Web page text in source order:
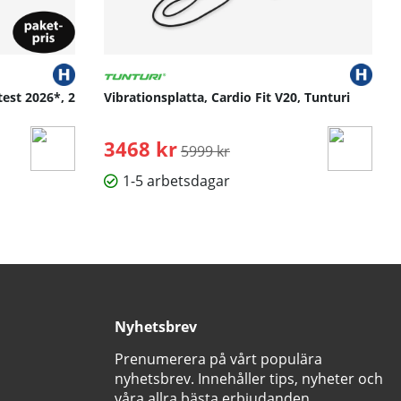
2026*, 2 Vibrationsplatta, Cardio Fit V20, Tunturi
3468 kr Ordinarie pris:
5999 kr
1-5 arbetsdagar
Nyhetsbrev
Prenumerera på vårt populära
nyhetsbrev. Innehåller tips, nyheter och